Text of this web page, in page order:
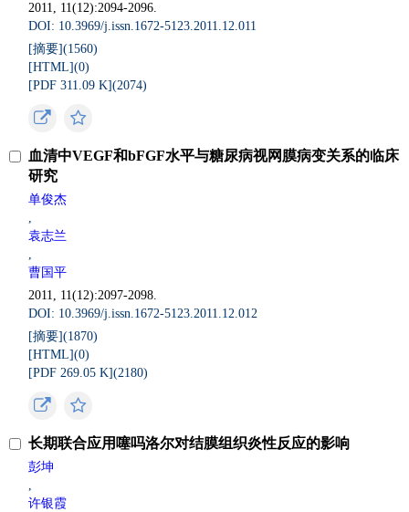
2011, 11(12):2094-2096.
DOI: 10.3969/j.issn.1672-5123.2011.12.011
[摘要](1560)
[HTML](0)
[PDF 311.09 K](2074)
血清中VEGF和bFGF水平与糖尿病视网膜病变关系的临床
研究
单俊杰
,
袁志兰
,
曹国平
2011, 11(12):2097-2098.
DOI: 10.3969/j.issn.1672-5123.2011.12.012
[摘要](1870)
[HTML](0)
[PDF 269.05 K](2180)
长期联合应用噻吗洛尔对结膜组织炎性反应的影响
彭坤
,
许银霞